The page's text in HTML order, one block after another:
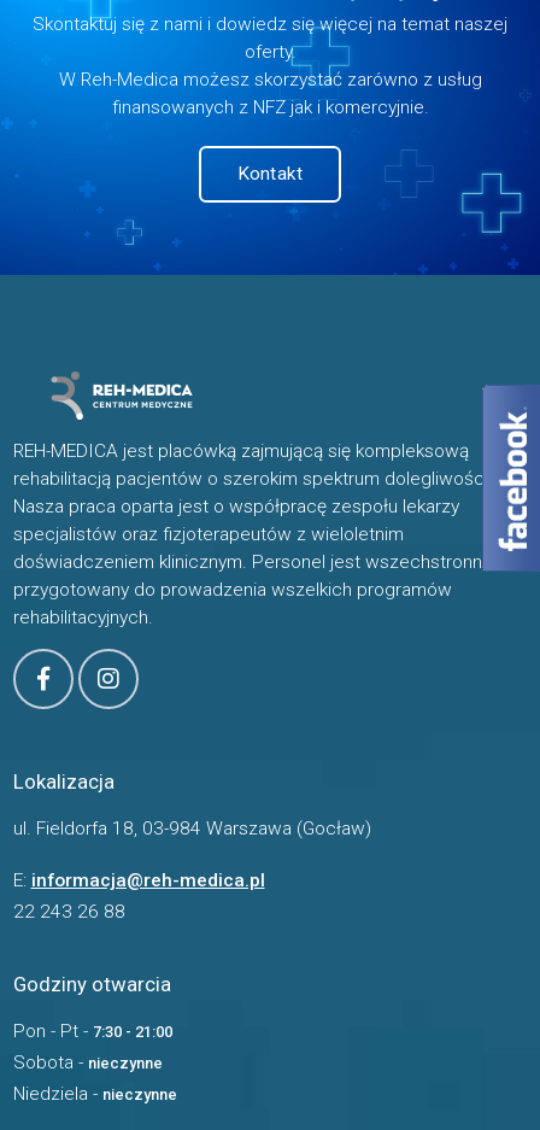
Skontaktuj się z nami i dowiedz się więcej na temat naszej
oferty.
W Reh-Medica możesz skorzystać zarówno z usług
finansowanych z NFZ jak i komercyjnie.
Kontakt
REH-MEDICA jest placówką zajmującą się kompleksową
rehabilitacją pacjentów o szerokim spektrum dolegliwości.
Nasza praca oparta jest o współpracę zespołu lekarzy
specjalistów oraz fizjoterapeutów z wieloletnim
doświadczeniem klinicznym. Personel jest wszechstronnie
przygotowany do prowadzenia wszelkich programów
rehabilitacyjnych.
Lokalizacja
ul. Fieldorfa 18, 03-984 Warszawa (Gocław)
E: informacja@reh-medica.pl
22 243 26 88
Godziny otwarcia
Pon - Pt - 7:30 - 21:00
Sobota - nieczynne
Niedziela - nieczynne